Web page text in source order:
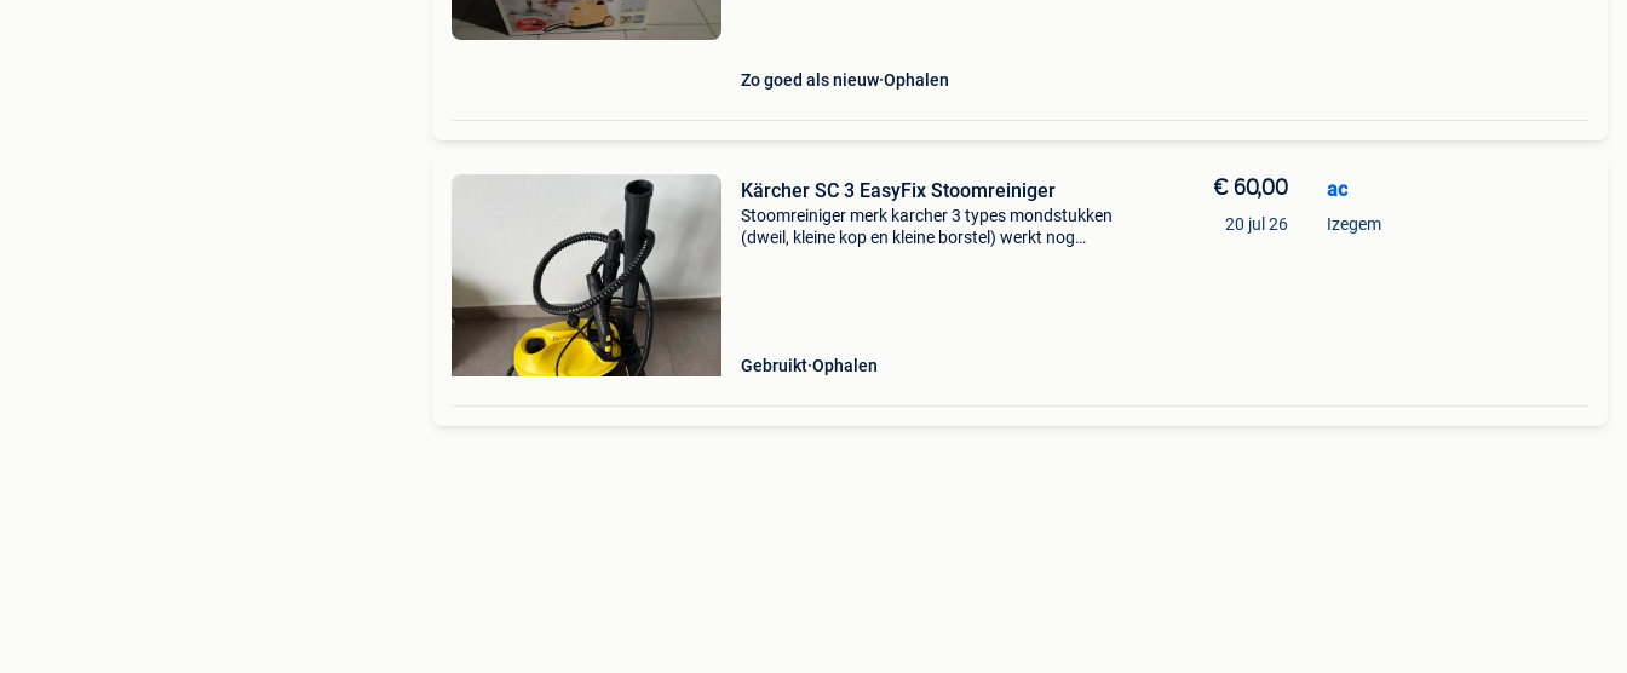
Zo goed als nieuw Ophalen
Kärcher SC 3 EasyFix Stoomreiniger
Stoomreiniger merk karcher 3 types mondstukken
(dweil, kleine kop en kleine borstel) werkt nog
Gebruikt Ophalen
€ 60,00
20 jul 26
ac
Izegem